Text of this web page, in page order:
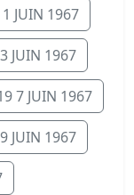
JUIN 1967
JUIN 1967
7 JUIN 1967
JUIN 1967